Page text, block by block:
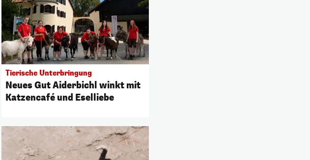
Tierische Unterbringung
Neues Gut Aiderbichl winkt mit
Katzencafé und Eselliebe